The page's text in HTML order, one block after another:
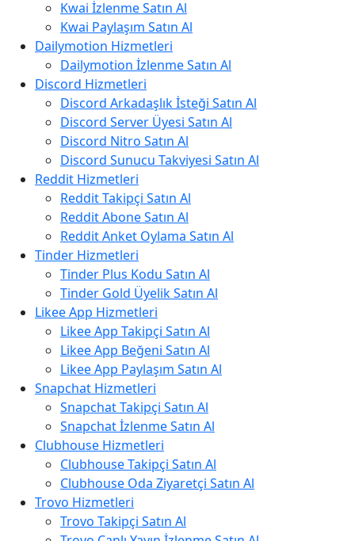
Kwai İzlenme Satın Al
Kwai Paylaşım Satın Al
Dailymotion Hizmetleri
Dailymotion İzlenme Satın Al
Discord Hizmetleri
Discord Arkadaşlık İsteği Satın Al
Discord Server Üyesi Satın Al
Discord Nitro Satın Al
Discord Sunucu Takviyesi Satın Al
Reddit Hizmetleri
Reddit Takipçi Satın Al
Reddit Abone Satın Al
Reddit Anket Oylama Satın Al
Tinder Hizmetleri
Tinder Plus Kodu Satın Al
Tinder Gold Üyelik Satın Al
Likee App Hizmetleri
Likee App Takipçi Satın Al
Likee App Beğeni Satın Al
Likee App Paylaşım Satın Al
Snapchat Hizmetleri
Snapchat Takipçi Satın Al
Snapchat İzlenme Satın Al
Clubhouse Hizmetleri
Clubhouse Takipçi Satın Al
Clubhouse Oda Ziyaretçi Satın Al
Trovo Hizmetleri
Trovo Takipçi Satın Al